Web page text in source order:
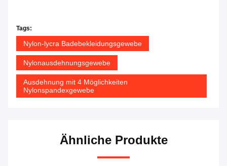
Tags:
Nylon-lycra Badebekleidungsgewebe
Nylonausdehnungsgewebe
Ausdehnung mit 4 Möglichkeiten
Nylonspandexgewebe
Ähnliche Produkte